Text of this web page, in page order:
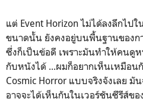
แต่ Event Horizon ไม่ได้ลงลึกไป
ขนาดนั้น ยังคงอยู่บนพื้นฐานของก
ซึ่งก็เป็นข้อดี เพราะมันทำให้คนดู
กับหนังได้ ...ผมก็อยากเห็นเหมือน
Cosmic Horror แบบจริงจังเลย มั
อาจจะได้เห็นกันในเวอร์ชันซีรีส์ข